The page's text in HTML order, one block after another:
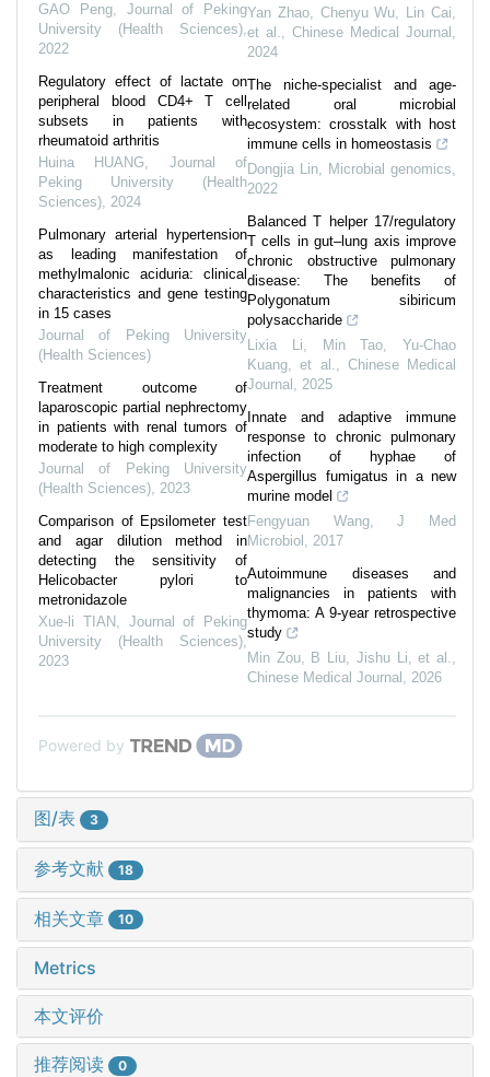
GAO Peng, Journal of Peking
University (Health Sciences),
2022
Regulatory effect of lactate on
peripheral blood CD4+ T cell
subsets in patients with
rheumatoid arthritis
Huina HUANG, Journal of
Peking University (Health
Sciences), 2024
Pulmonary arterial hypertension
as leading manifestation of
methylmalonic aciduria: clinical
characteristics and gene testing
in 15 cases
Journal of Peking University
(Health Sciences)
Treatment outcome of
laparoscopic partial nephrectomy
in patients with renal tumors of
moderate to high complexity
Journal of Peking University
(Health Sciences), 2023
Comparison of Epsilometer test
and agar dilution method in
detecting the sensitivity of
Helicobacter pylori to
metronidazole
Xue-li TIAN , Journal of Peking
University (Health Sciences),
2023
Yan Zhao, Chenyu Wu, Lin Cai,
et al., Chinese Medical Journal ,
2024
The niche-specialist and age-
related oral microbial
ecosystem: crosstalk with host
immune cells in homeostasis
Dongjia Lin, Microbial genomics,
2022
Balanced T helper 17/regulatory
T cells in gut–lung axis improve
chronic obstructive pulmonary
disease: The benefits of
Polygonatum sibiricum
polysaccharide
Lixia Li, Min Tao, Yu-Chao
Kuang, et al., Chinese Medical
Journal , 2025
Innate and adaptive immune
response to chronic pulmonary
infection of hyphae of
Aspergillus fumigatus in a new
murine model
Fengyuan Wang,J Med
Microbiol , 2017
Autoimmune diseases and
malignancies in patients with
thymoma: A 9-year retrospective
study
Min Zou, B Liu, Jishu Li, et al.,
Chinese Medical Journal , 2026
Powered by
图/表 3
参考文献 18
相关文章 10
Metrics
本文评价
推荐阅读 0